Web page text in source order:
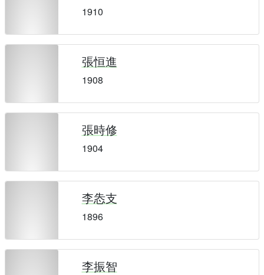
1910
張恒進
1908
張時修
1904
李怣支
1896
李振智